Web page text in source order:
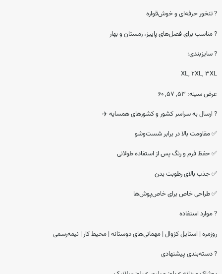
? تنخور حرفه‌ای و خوش‌قواره
? مناسب برای فصل‌های پاییز، زمستان و بهار
? سایزبندی:
XL, 2XL, 3XL
عرض سینه: 53, 57, 60
? ارسال به سراسر کشور و کشورهای همسایه ✈️
✅ مقاومت بالا در برابر شست‌وشو
✅ حفظ فرم و رنگ پس از استفاده طولانی
✅ جذب بالای رطوبت بدن
✅ طراحی خاص برای خاص‌پوش‌ها
? موارد استفاده
روزمره | استایل کژوال | مهمانی‌های دوستانه | محیط کار | نیمه‌رسمی
? دسته‌بندی پیشنهادی